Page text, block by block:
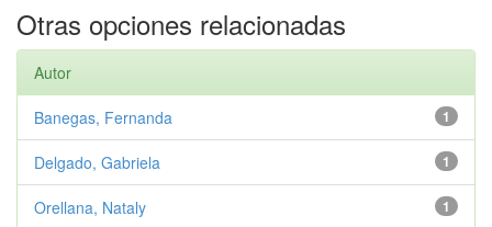
Otras opciones relacionadas
Autor
1
Banegas, Fernanda
1
Delgado, Gabriela
1
Orellana, Nataly